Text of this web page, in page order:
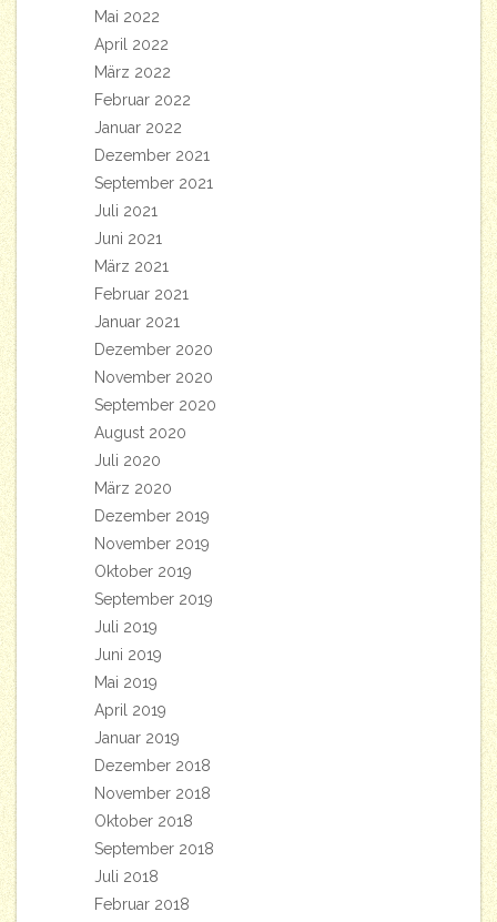
Mai 2022
April 2022
März 2022
Februar 2022
Januar 2022
Dezember 2021
September 2021
Juli 2021
Juni 2021
März 2021
Februar 2021
Januar 2021
Dezember 2020
November 2020
September 2020
August 2020
Juli 2020
März 2020
Dezember 2019
November 2019
Oktober 2019
September 2019
Juli 2019
Juni 2019
Mai 2019
April 2019
Januar 2019
Dezember 2018
November 2018
Oktober 2018
September 2018
Juli 2018
Februar 2018